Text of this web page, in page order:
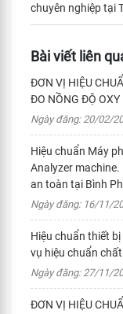
chuyên nghiệp tại
Bài viết liên
ĐƠN VỊ HIỆU
ĐO NỒNG ĐỘ
Ngày đăng: 20/02/
Hiệu chuẩn Máy
Analyzer machine.
an toàn tại Bình
Ngày đăng: 16/11/
Hiệu chuẩn thiết
vụ hiệu chuẩn
Ngày đăng: 27/11/
ĐƠN VỊ HIỆU